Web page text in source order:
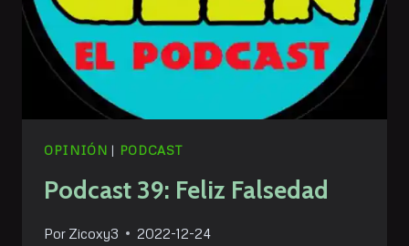
OPINIÓN | PODCAST
Podcast 39: Feliz Falsedad
Por Zicoxy3 2022-12-24